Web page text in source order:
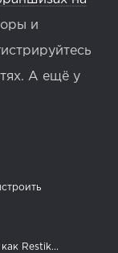
и
А ещё у
Restik...